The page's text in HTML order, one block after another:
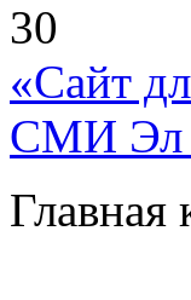
30
«Сайт
СМИ Эл
Главная